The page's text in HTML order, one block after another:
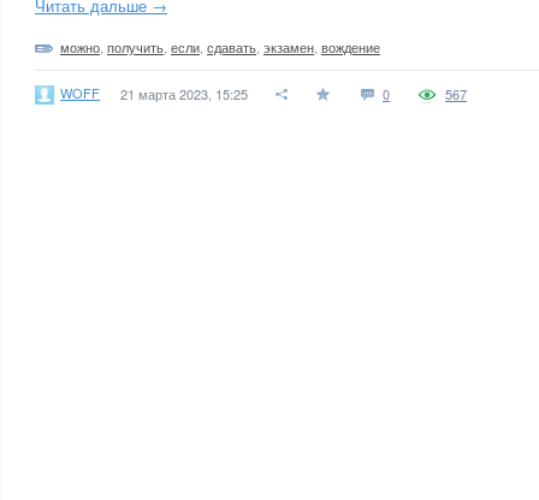
Читать дальше →
можно получить если сдавать экзамен вождение
WOFF 21 марта 2023, 15:25 0 567